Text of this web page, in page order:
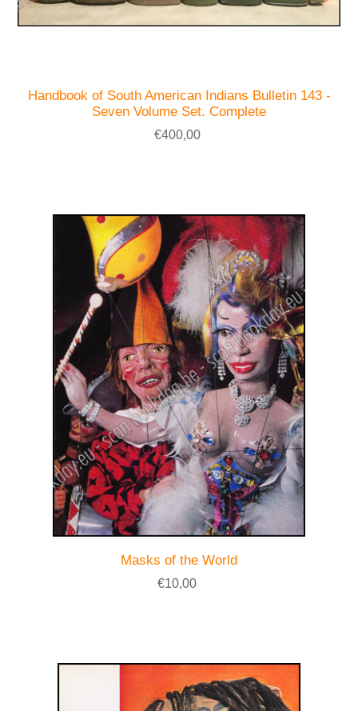
Handbook of South American Indians Bulletin 143 -
Seven Volume Set. Complete
€400,00
Masks of the World
€10,00